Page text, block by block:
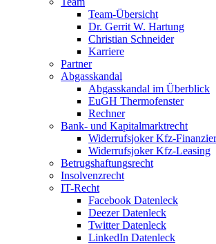
Team-Übersicht
Dr. Gerrit W. Hartung
Christian Schneider
Karriere
Partner
Abgasskandal
Abgasskandal im Überblick
EuGH Thermofenster
Rechner
Bank- und Kapitalmarktrecht
Widerrufsjoker Kfz-
Widerrufsjoker Kfz-Leasing
Betrugshaftungsrecht
Insolvenzrecht
IT-Recht
Facebook Datenleck
Deezer Datenleck
Twitter Datenleck
LinkedIn Datenleck